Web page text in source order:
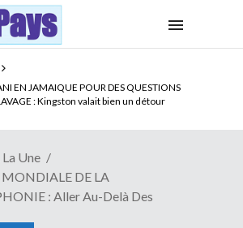
EN JAMAIQUE POUR DES QUESTIONS
: Kingston valait bien un détour
A LA TETE DU SENAT BENINOIS :
quitte le pouvoir sans partir !
La Une
MONDIALE DE LA
: Aller Au-Delà Des